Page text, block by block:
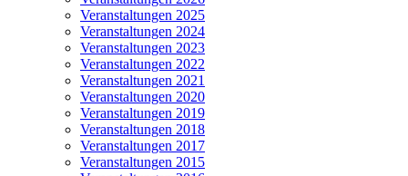
Veranstaltungen 2025
Veranstaltungen 2024
Veranstaltungen 2023
Veranstaltungen 2022
Veranstaltungen 2021
Veranstaltungen 2020
Veranstaltungen 2019
Veranstaltungen 2018
Veranstaltungen 2017
Veranstaltungen 2015